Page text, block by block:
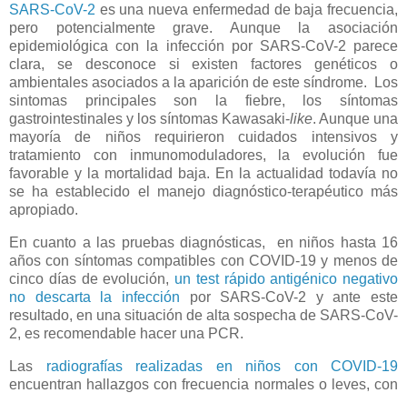
SARS-CoV-2 es una nueva enfermedad de baja frecuencia,
pero potencialmente grave. Aunque la asociación
epidemiológica con la infección por SARS-CoV-2 parece
clara, se desconoce si existen factores genéticos o
ambientales asociados a la aparición de este síndrome. Los
sintomas principales son la fiebre, los síntomas
gastrointestinales y los síntomas Kawasaki-like. Aunque una
mayoría de niños requirieron cuidados intensivos y
tratamiento con inmunomoduladores, la evolución fue
favorable y la mortalidad baja. En la actualidad todavía no
se ha establecido el manejo diagnóstico-terapéutico más
apropiado.
En cuanto a las pruebas diagnósticas, en niños hasta 16
años con síntomas compatibles con COVID-19 y menos de
cinco días de evolución, un test rápido antigénico negativo
no descarta la infección por SARS-CoV-2 y ante este
resultado, en una situación de alta sospecha de SARS-CoV-
2, es recomendable hacer una PCR.
Las radiografías realizadas en niños con COVID-19
encuentran hallazgos con frecuencia normales o leves, con